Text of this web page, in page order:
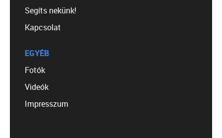
Segíts nekünk!
Kapcsolat
EGYÉB
Fotók
Videók
Impresszum